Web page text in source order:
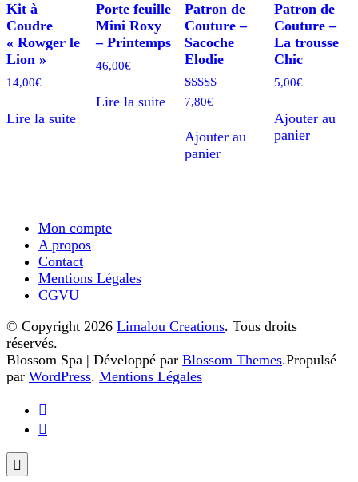
Kit à
Coudre
« Rowger le
Lion »
14,00€
Lire la suite
Porte feuille
Mini Roxy
– Printemps
46,00€
Lire la suite
Patron de
Couture –
Sacoche
Elodie
Note
7,80€
Ajouter au
panier
Patron de
Couture –
La trousse
Chic
5,00€
Ajouter au
panier
Mon compte
A propos
Contact
Mentions Légales
CGVU
© Copyright 2026 Limalou Creations. Tous droits
réservés.
Blossom Spa | Développé par Blossom Themes.Propulsé
par WordPress. Mentions Légales